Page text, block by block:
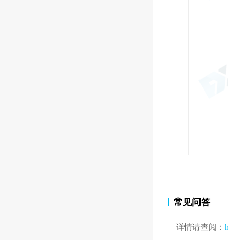
常见问答
详情请查阅：